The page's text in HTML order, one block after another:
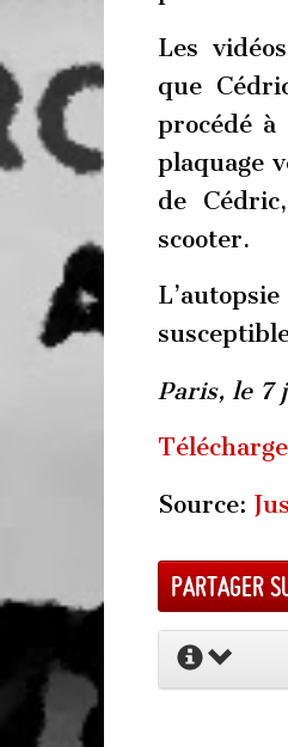
Les
que
procédé à
plaquage
de
scooter.
Paris, le 7
Source:
Partager